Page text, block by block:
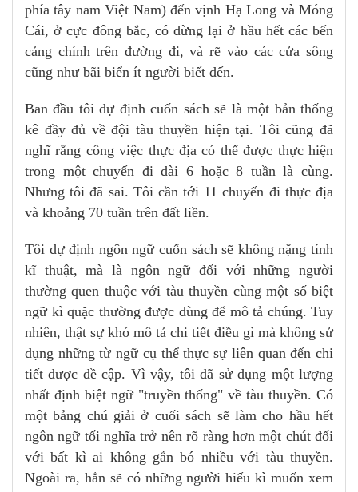
phía tây nam Việt Nam) đến vịnh Hạ Long và Móng
Cái, ở cực đông bắc, có dừng lại ở hầu hết các bến
cảng chính trên đường đi, và rẽ vào các cửa sông
cũng như bãi biển ít người biết đến.
Ban đầu tôi dự định cuốn sách sẽ là một bản thống
kê đầy đủ về đội tàu thuyền hiện tại. Tôi cũng đã
nghĩ rằng công việc thực địa có thể được thực hiện
trong một chuyến đi dài 6 hoặc 8 tuần là cùng.
Nhưng tôi đã sai. Tôi cần tới 11 chuyến đi thực địa
và khoảng 70 tuần trên đất liền.
Tôi dự định ngôn ngữ cuốn sách sẽ không nặng tính
kĩ thuật, mà là ngôn ngữ đối với những người
thường quen thuộc với tàu thuyền cùng một số biệt
ngữ kì quặc thường được dùng để mô tả chúng. Tuy
nhiên, thật sự khó mô tả chi tiết điều gì mà không sử
dụng những từ ngữ cụ thể thực sự liên quan đến chi
tiết được đề cập. Vì vậy, tôi đã sử dụng một lượng
nhất định biệt ngữ "truyền thống" về tàu thuyền. Có
một bảng chú giải ở cuối sách sẽ làm cho hầu hết
ngôn ngữ tối nghĩa trở nên rõ ràng hơn một chút đối
với bất kì ai không gắn bó nhiều với tàu thuyền.
Ngoài ra, hẳn sẽ có những người hiếu kì muốn xem